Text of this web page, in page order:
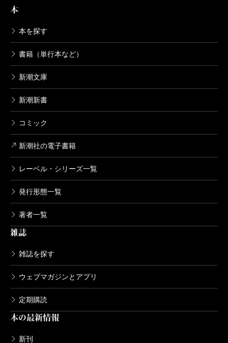
本
本を探す
書籍（単行本など）
新潮文庫
新潮新書
コミック
新潮社の電子書籍
レーベル・シリーズ一覧
発行形態一覧
著者一覧
雑誌
雑誌を探す
ウェブマガジンとアプリ
定期購読
本の最新情報
新刊